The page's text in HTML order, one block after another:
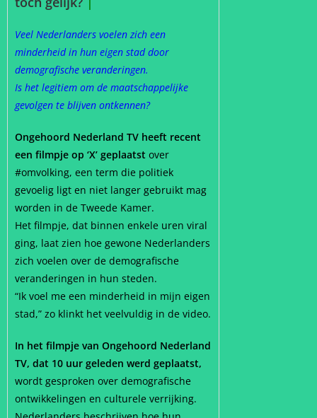
Veel Nederlanders voelen zich een
minderheid in hun eigen stad door
demografische veranderingen.
Is het legitiem om de maatschappelijke
gevolgen te blijven ontkennen?
Ongehoord Nederland TV heeft recent
een filmpje op ‘X’ geplaatst over
#omvolking, een term die politiek
gevoelig ligt en niet langer gebruikt mag
worden in de Tweede Kamer.
Het filmpje, dat binnen enkele uren viral
ging, laat zien hoe gewone Nederlanders
zich voelen over de demografische
veranderingen in hun steden.
“Ik voel me een minderheid in mijn eigen
stad,” zo klinkt het veelvuldig in de video.
In het filmpje van Ongehoord Nederland
TV, dat 10 uur geleden werd geplaatst,
wordt gesproken over demografische
ontwikkelingen en culturele verrijking.